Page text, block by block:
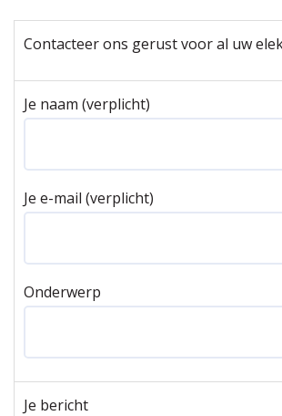
Contacteer ons gerust voor al uw
Je naam (verplicht)
Je e-mail (verplicht)
Onderwerp
Je bericht